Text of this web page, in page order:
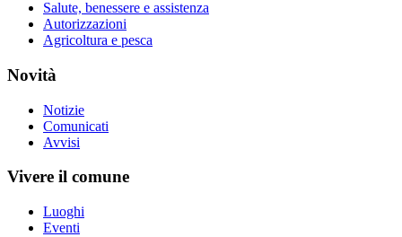
Salute, benessere e assistenza
Autorizzazioni
Agricoltura e pesca
Novità
Notizie
Comunicati
Avvisi
Vivere il comune
Luoghi
Eventi